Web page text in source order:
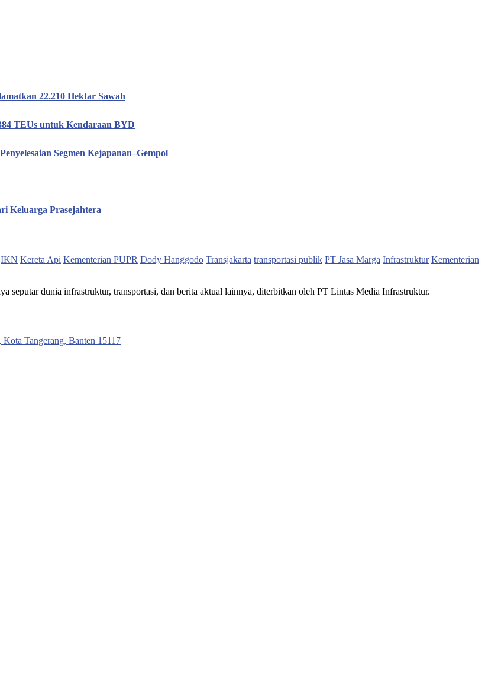
22.210 Hektar Sawah
TEUs untuk Kendaraan BYD
Segmen Kejapanan–Gempol
Keluarga Prasejahtera
IKN Kereta Api Kementerian PUPR Dody Hanggodo Transjakarta transportasi publik PT Jasa Marga Infrastruktur Kementerian
seputar dunia infrastruktur, transportasi, dan berita aktual lainnya, diterbitkan oleh PT Lintas Media Infrastruktur.
Tangerang, Banten 15117